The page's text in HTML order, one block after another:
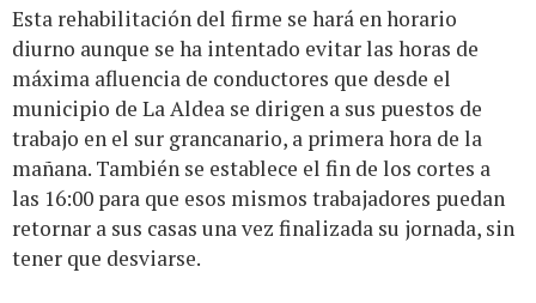
Esta rehabilitación del firme se hará en horario
diurno aunque se ha intentado evitar las horas de
máxima afluencia de conductores que desde el
municipio de La Aldea se dirigen a sus puestos de
trabajo en el sur grancanario, a primera hora de la
mañana. También se establece el fin de los cortes a
las 16:00 para que esos mismos trabajadores puedan
retornar a sus casas una vez finalizada su jornada, sin
tener que desviarse.